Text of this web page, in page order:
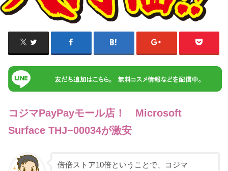
コジマPayPayモール店！ Microsoft
Surface THJ−00034が激安
倍倍ストア10倍ということで、コジマ